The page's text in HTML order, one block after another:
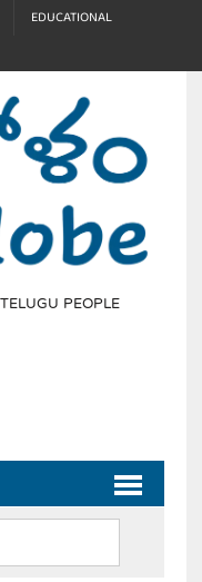
EDUCATIONAL
PEOPLE